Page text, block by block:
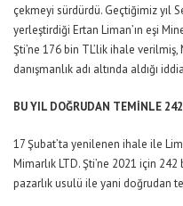
çekmeyi sürdürdü. Geçtiğimiz yıl
yerleştirdiği Ertan Liman’ın eşi
Şti’ne 176 bin TL’lik ihale verilmiş,
danışmanlık adı altında aldığı
BU YIL DOĞRUDAN TEMİNLE
17 Şubat’ta yenilenen ihale ile
Mimarlık LTD. Şti’ne 2021 için
pazarlık usulü ile yani doğrudan